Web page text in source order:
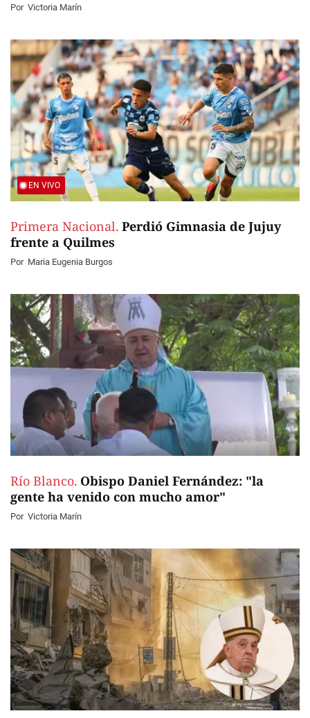
Por Victoria Marín
EN VIVO
Primera Nacional. Perdió Gimnasia de Jujuy
frente a Quilmes
Por Maria Eugenia Burgos
Río Blanco. Obispo Daniel Fernández: "la
gente ha venido con mucho amor"
Por Victoria Marín